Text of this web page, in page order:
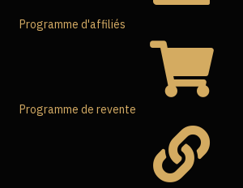
Programme d'affiliés
Programme de revente